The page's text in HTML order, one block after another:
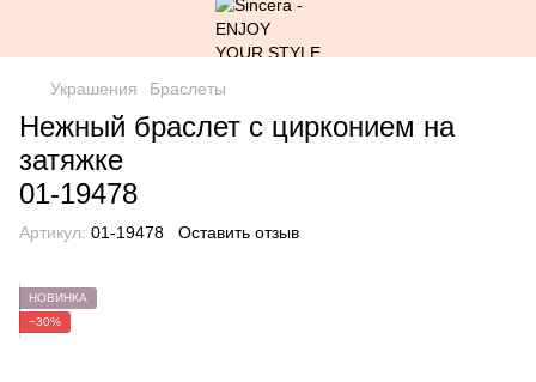
Украшения Браслеты
Нежный браслет с цирконием на
затяжке
01-19478
Артикул: 01-19478 Оставить отзыв
НОВИНКА
−30%